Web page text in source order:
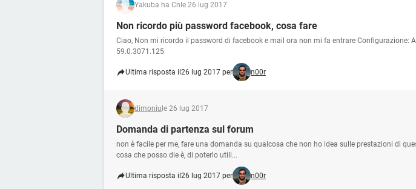
Yakuba ha Cn le 26 lug 2017
Non ricordo più password facebook, cosa fare
Ciao, Non mi ricordo il password di facebook e mail ora non mi fa entrare Configurazione:
59.0.3071.125
Ultima risposta il 26 lug 2017 per n00r
dimoniu le 26 lug 2017
Domanda di partenza sul forum
non è facile per me, fare una domanda su qualcosa che non ho idea sulle prestazioni di
cosa che posso die è, di poterlo utili...
Ultima risposta il 26 lug 2017 per n00r